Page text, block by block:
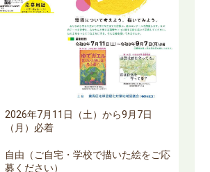
2026年7月11日（土）から9月7日
（月）必着
自由（ご自宅・学校で描いた絵をご応
募ください）